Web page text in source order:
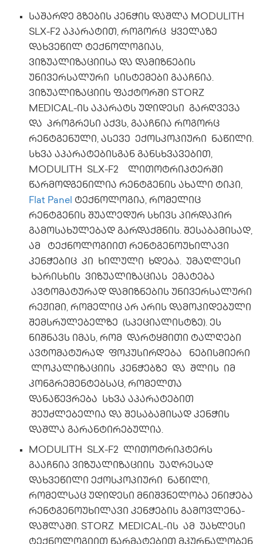
საშარდე გზების კენჭის დაშლა MODULITH
SLX-F2 აპარატით, როგორც ყველაზე
დახვეწილ ტექნოლოგიას,
ვიზუალიზაციისა და დამიზნების
უნივერსალური სისტემები გააჩნია.
ვიზუალიზაციის ფაქტორში STORZ
MEDICAL-ის აპარატს უდიდესი გარღვევა
და პროგრესი აქვს, გააჩნია როგორც
რენტგენული, ასევე ექოსკოპიური ნაწილი.
სხვა აპარატებისგან განსხვავებით,
MODULITH SLX-F2 ლითოტრიპტერში
წარმოდგენილია რენტგენის ახალი ტიპი,
Flat Panel ტექნოლოგია, რომელიც
რენტგენის შუალედურ სხივს პირდაპირ
გამოსახულებად გარდაქმნის. შესაბამისად,
ამ ტექნოლოგიით რენტგენოუხილავი
კენჭებიც კი ხილული ხდება. უმაღლესი
ხარისხის ვიზუალიზაციას ემატება
ავტომატურად დამიზნების უნივერსალური
რეჟიმი, რომელიც არ არის დამოკიდებული
შემსრულებელზე (სპეციალისტზე). ეს
ნიშნავს იმას, რომ დარტყმითი ტალღები
ავტომატურად ფოკუსირდება ნებისმიერი
ლოკალიზაციის კენჭებზე და შლის იმ
კონგრემენტებსაც, რომელთა
დანაწევრება სხვა აპარატებით
შეუძლებელია და შესაბამისად კენჭის
დაშლა გარანტირებულია.
MODULITH SLX-F2 ლითოტრიპტერს
გააჩნია ვიზუალიზაციის უაღრესად
დახვეწილი ექოსკოპიური ნაწილი,
რომელსაც უდიდესი მნიშვნელობა ენიჭება
რენტგენოუხილავი კენჭების გამოვლენა-
დაშლაში. STORZ MEDICAL-ის ამ უახლესი